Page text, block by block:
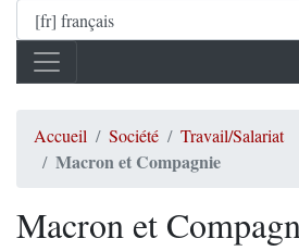
Accueil Société Travail/Salariat
Macron et Compagnie
Macron et